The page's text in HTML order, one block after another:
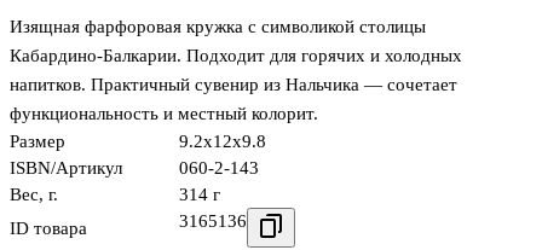
Изящная фарфоровая кружка с символикой столицы
Кабардино‑Балкарии. Подходит для горячих и холодных
напитков. Практичный сувенир из Нальчика — сочетает
функциональность и местный колорит.
Размер
9.2x12x9.8
ISBN/Артикул
060-2-143
Вес, г.
314 г
ID товара
3165136